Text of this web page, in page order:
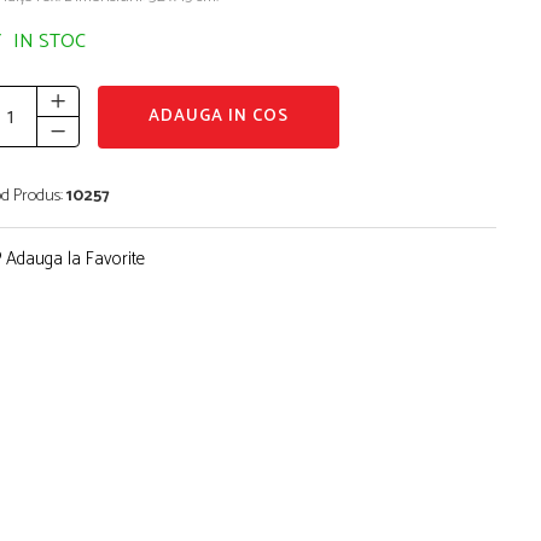
IN STOC
ADAUGA IN COS
Produs:10257
Adauga la Favorite